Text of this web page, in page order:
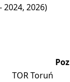
2024, 2026)
Poz
TORToruń